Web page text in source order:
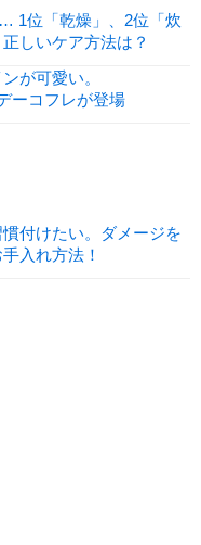
1位「乾燥」、2位「炊
しいケア方法は？
が可愛い。
ーコフレが登場
付けたい。ダメージを
入れ方法！